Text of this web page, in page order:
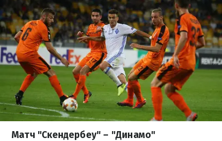
Матч "Скендербеу" – "Динамо"